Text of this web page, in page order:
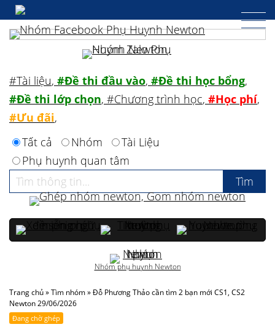
Trang chủ»Tìm nhóm»Đỗ Phương Thảo cần tìm 2 bạn mới CS1, CS2
Newton 29/06/2026
Đang chờ ghép
#Tài liệu, #Đề thi đầu vào, #Đề thi học bổng,
#Đề thi lớp chọn, #Chương trình học, #Học phí,
#Ưu đãi,
Tất cả
Nhóm
Tài Liệu
Phụ huynh quan tâm
Nhóm phụ huynh Newton